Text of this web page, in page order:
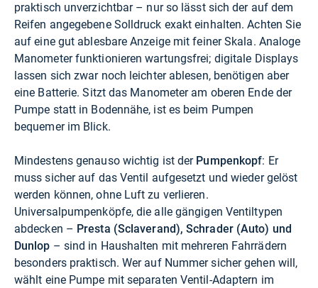
praktisch unverzichtbar – nur so lässt sich der auf dem
Reifen angegebene Solldruck exakt einhalten. Achten Sie
auf eine gut ablesbare Anzeige mit feiner Skala. Analoge
Manometer funktionieren wartungsfrei; digitale Displays
lassen sich zwar noch leichter ablesen, benötigen aber
eine Batterie. Sitzt das Manometer am oberen Ende der
Pumpe statt in Bodennähe, ist es beim Pumpen
bequemer im Blick.
Mindestens genauso wichtig ist der Pumpenkopf: Er
muss sicher auf das Ventil aufgesetzt und wieder gelöst
werden können, ohne Luft zu verlieren.
Universalpumpenköpfe, die alle gängigen Ventiltypen
abdecken – Presta (Sclaverand), Schrader (Auto) und
Dunlop – sind in Haushalten mit mehreren Fahrrädern
besonders praktisch. Wer auf Nummer sicher gehen will,
wählt eine Pumpe mit separaten Ventil-Adaptern im